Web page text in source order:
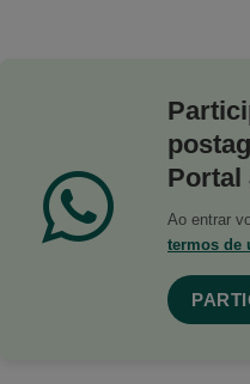
Portal
Ao entrar
termos de